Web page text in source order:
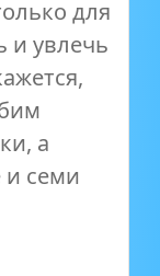
для
и увлечь
а
и семи